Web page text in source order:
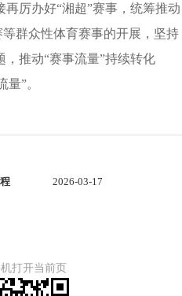
厉办好“湘超”赛事，统筹推动
群众性体育赛事的开展，坚持
推动“赛事流量”持续转化
量”。
2026-03-17
打开当前页